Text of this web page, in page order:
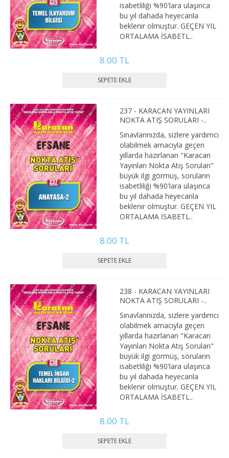
3. SINIF 6. YARIYIL ÇEKO
4. SINIF 7. YARIYIL ÇEKO
4. SINIF 8. YARIYIL ÇEKO
ULUSLARARASI İLİŞKİLER
1. SINIF 1. YARIYIL ULUSLARARASI İLŞ
1. SINIF 2. YARIYIL ULUSLARARASI İLŞ
2. SINIF 3. YARIYIL ULUSLARARASI İLŞ
2. SINIF 4. YARIYIL ULUSLARARASI İLŞ
3. SINIF 5. YARIYIL ULUSLARARASI İLŞ
3. SINIF 6. YARIYIL ULUSLARARASI İLŞ
4. SINIF 7. YARIYIL ULUSLARARASI İLŞ
4. SINIF 8. YARIYIL ULUSLARARASI İLŞ
KONAKLAMA İŞLETMECİLİĞİ
1. SINIF 1. YARIYIL KONAKLAMA İŞL
1. SINIF 2. YARIYIL KONAKLAMA İŞL
2. SINIF 3. YARIYIL KONAKLAMA İŞL
2. SINIF 4. YARIYIL KONAKLAMA İŞL
3. SINIF 5. YARIYIL KONAKLAMA İŞL
3. SINIF 6. YARIYIL KONAKLAMA İŞL
isabetliliği %90'lara ulaşınca
bu yıl dahada heyecanla
beklenir olmuştur. GEÇEN YIL
ORTALAMA İSABETL..
8.00 TL
237 - KARACAN YAYINLARI
NOKTA ATIŞ SORULARI -..
Sınavlarınızda, sizlere yardımcı
olabilmek amacıyla geçen
yıllarda hazırlanan "Karacan
Yayınları Nokta Atış Soruları"
büyük ilgi görmüş, soruların
isabetliliği %90'lara ulaşınca
bu yıl dahada heyecanla
beklenir olmuştur. GEÇEN YIL
ORTALAMA İSABETL..
8.00 TL
238 - KARACAN YAYINLARI
NOKTA ATIŞ SORULARI -..
Sınavlarınızda, sizlere yardımcı
olabilmek amacıyla geçen
yıllarda hazırlanan "Karacan
Yayınları Nokta Atış Soruları"
büyük ilgi görmüş, soruların
isabetliliği %90'lara ulaşınca
bu yıl dahada heyecanla
beklenir olmuştur. GEÇEN YIL
ORTALAMA İSABETL..
8.00 TL